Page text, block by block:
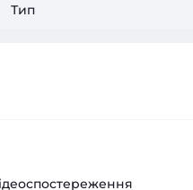
Тип